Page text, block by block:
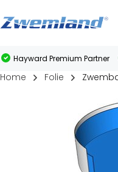
Hayward Premium Partner
Home Folie